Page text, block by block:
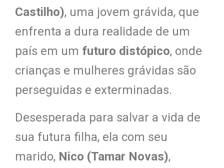
Castilho), uma jovem grávida, que
enfrenta a dura realidade de um
país em um futuro distópico, onde
crianças e mulheres grávidas são
perseguidas e exterminadas.
Desesperada para salvar a vida de
sua futura filha, ela com seu
marido, Nico (Tamar Novas),